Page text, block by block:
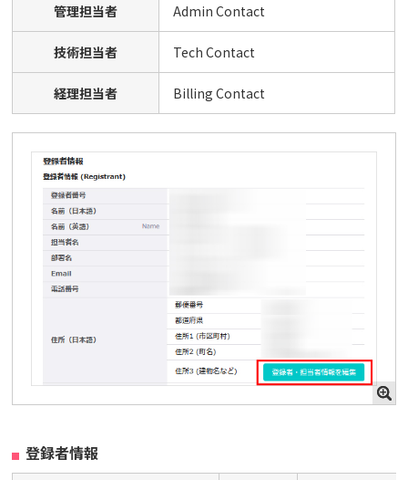
管理担当者 Admin Contact
技術担当者 Tech Contact
経理担当者 Billing Contact
登録者情報